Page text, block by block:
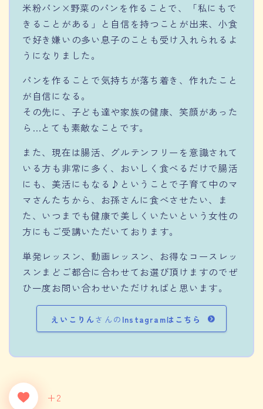
米粉パン×野菜のパンを作ることで、「私にもで
きることがある」と自信を持つことが出来、小食
で好き嫌いの多い息子のことも受け入れられるよ
うになりました。
パンを作ることで気持ちが落ち着き、作れたこと
が自信になる。
その先に、子ども達や家族の健康、笑顔があった
ら…とても素敵なことです。
また、現在は腸活、グルテンフリーを意識されて
いる方も非常に多く、おいしく食べるだけで腸活
にも、美活にもなる♪ということで子育て中のマ
マさんたちから、お孫さんに食べさせたい、ま
た、いつまでも健康で美しくいたいという女性の
方にもご受講いただいております。
単発レッスン、動画レッスン、お得なコースレッ
スンまどご都合に合わせてお選び頂けますのでぜ
ひ一度お問い合わせいただければと思います。
えいこりん さんの Instagramはこちら
+2